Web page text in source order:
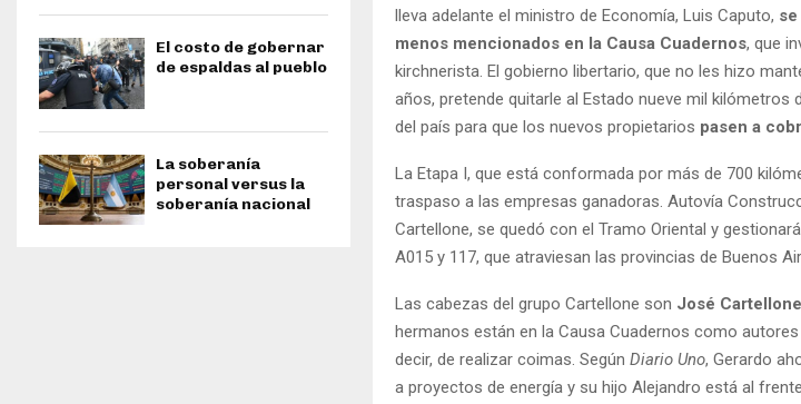
lleva adelante el ministro de Economía, Luis Caputo,
menos mencionados en la Causa Cuadernos, que
kirchnerista. El gobierno libertario, que no les hizo
años, pretende quitarle al Estado nueve mil
del país para que los nuevos propietarios pasen a
La Etapa I, que está conformada por más de 700
traspaso a las empresas ganadoras. Autovía
Cartellone, se quedó con el Tramo Oriental y
A015 y 117, que atraviesan las provincias de Buenos
Las cabezas del grupo Cartellone son José
hermanos están en la Causa Cuadernos como
decir, de realizar coimas. Según Diario Uno, Gerardo
a proyectos de energía y su hijo Alejandro está al
El costo de gobernar
de espaldas al pueblo
La soberanía
personal versus la
soberanía nacional